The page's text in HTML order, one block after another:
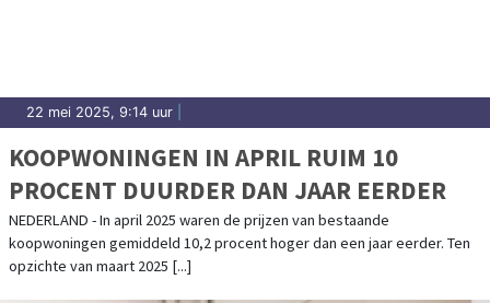
22 mei 2025, 9:14 uur
KOOPWONINGEN IN APRIL RUIM 10
PROCENT DUURDER DAN JAAR EERDER
NEDERLAND - In april 2025 waren de prijzen van bestaande
koopwoningen gemiddeld 10,2 procent hoger dan een jaar eerder. Ten
opzichte van maart 2025 [...]